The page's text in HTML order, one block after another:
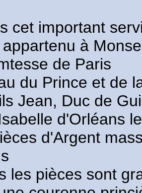
cet important
à
de Paris
du Prince et de
Jean, Duc de
d'Orléans
d'Argent
les pièces sont